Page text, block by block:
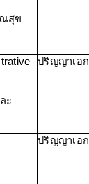
สุข
ะ
ปริญญาเอก
ปริญญาเอก